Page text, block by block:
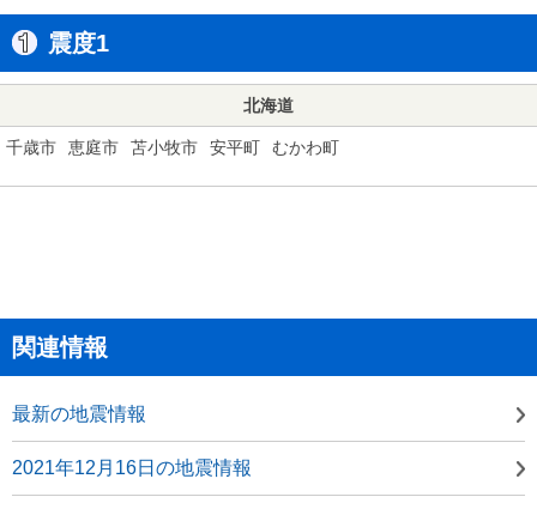
震度1
北海道
千歳市 恵庭市 苫小牧市 安平町 むかわ町
関連情報
最新の地震情報
2021年12月16日の地震情報